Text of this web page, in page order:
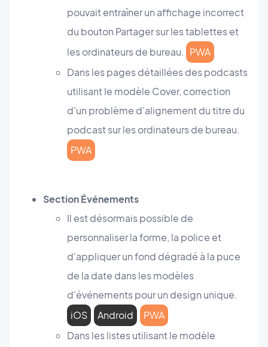
pouvait entraîner un affichage incorrect
du bouton Partager sur les tablettes et
les ordinateurs de bureau. PWA
Dans les pages détaillées des podcasts
utilisant le modèle Cover, correction
d'un problème d'alignement du titre du
podcast sur les ordinateurs de bureau.
PWA
Section Événements
Il est désormais possible de
personnaliser la forme, la police et
d'appliquer un fond dégradé à la puce
de la date dans les modèles
d'événements pour un design unique.
iOS
Android
PWA
Dans les listes utilisant le modèle